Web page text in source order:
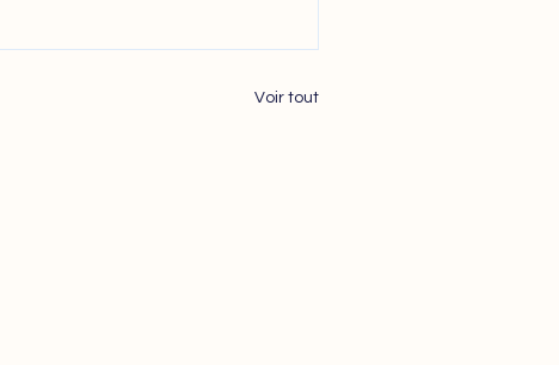
Voir tout